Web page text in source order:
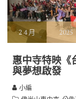
2 4 月 2025
惠中寺特映
與夢想啟發
小編